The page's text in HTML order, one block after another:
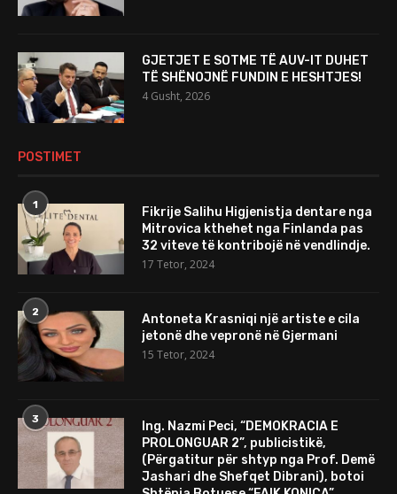
GJETJET E SOTME TË AUV-IT DUHET
TË SHËNOJNË FUNDIN E HESHTJES!
4 Gusht, 2026
POSTIMET
1
Fikrije Salihu Higjenistja dentare nga
Mitrovica kthehet nga Finlanda pas
32 viteve të kontribojë në vendlindje.
17 Tetor, 2024
2
Antoneta Krasniqi një artiste e cila
jetonë dhe vepronë në Gjermani
15 Tetor, 2024
3
Ing. Nazmi Peci, “DEMOKRACIA E
PROLONGUAR 2”, publicistikë,
(Përgatitur për shtyp nga Prof. Demë
Jashari dhe Shefqet Dibrani), botoi